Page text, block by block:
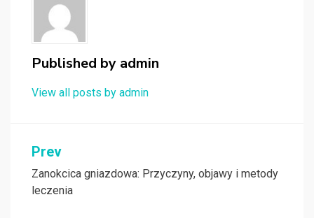
Published by admin
View all posts by admin
Nawigacja
wpisu
Prev
Zanokcica gniazdowa: Przyczyny, objawy i metody
leczenia